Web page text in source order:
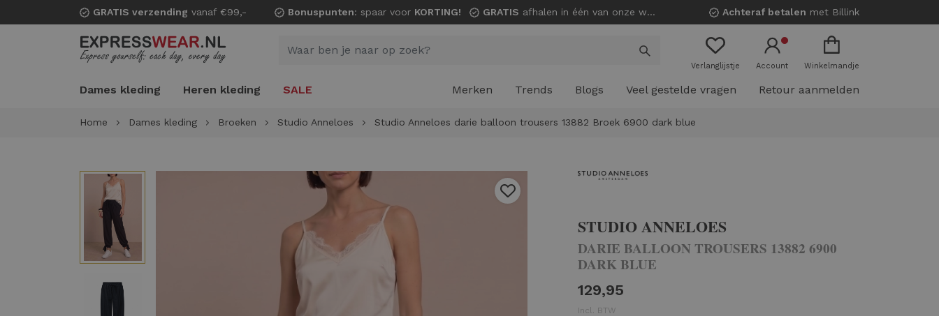
GRATIS verzending vanaf €99,- Bonuspunten: spaar voor KORTING! GRATIS afhalen in één van onze winkels! Achteraf betalen met Billink
Verlanglijstje Account Winkelmandje
Dames kleding Heren kleding SALE Merken Trends Blogs Veel gestelde vragen Retour aanmelden
Home Dames kleding Broeken Studio Anneloes Studio Anneloes darie balloon trousers 13882 Broek 6900 dark blue
STUDIO ANNELOES
DARIE BALLOON TROUSERS 13882 6900
DARK BLUE
129,95
Incl. BTW